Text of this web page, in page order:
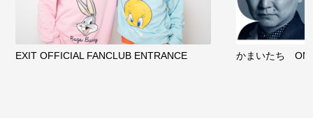
EXIT OFFICIAL FANCLUB ENTRANCE かまいたち